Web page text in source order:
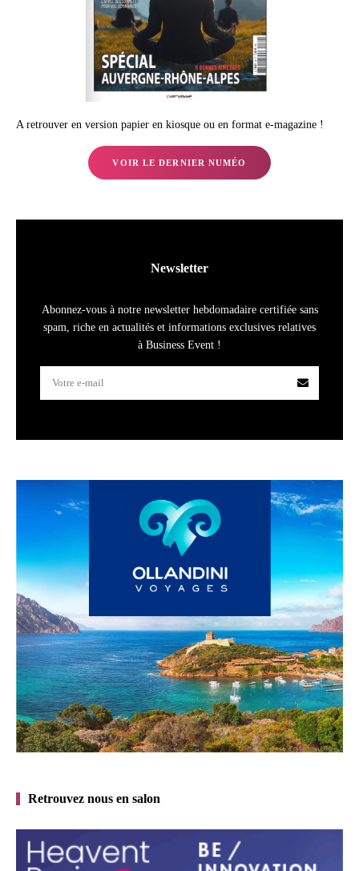
A retrouver en version papier en kiosque ou en format e-magazine !
VOIR LE DERNIER NUMÉO
Newsletter
Abonnez-vous à notre newsletter hebdomadaire certifiée sans
spam, riche en actualités et informations exclusives relatives
à Business Event !
Retrouvez nous en salon